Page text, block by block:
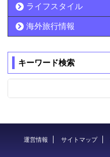
ライフスタイル
海外旅行情報
キーワード検索
運営情報 サイトマップ